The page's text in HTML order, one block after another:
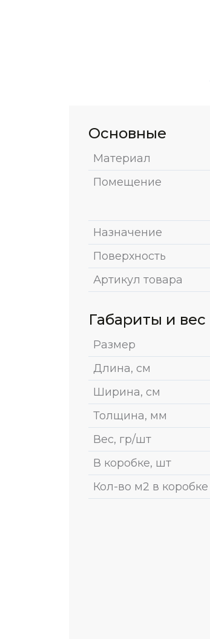
Основные
Материал
Помещение
Назначение
Поверхность
Артикул товара
Габариты и вес
Размер
Длина, см
Ширина, см
Толщина, мм
Вес, гр/шт
В коробке, шт
Кол-во м2 в коробке